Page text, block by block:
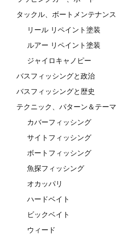
タックル、ボートメンテナンス
リール リペイント塗装
ルアー リペイント塗装
ジャイロキャノピー
バスフィッシングと政治
バスフィッシングと歴史
テクニック、パターン＆テーマ
カバーフィッシング
サイトフィッシング
ボートフィッシング
魚探フィッシング
オカッパリ
ハードベイト
ビックベイト
ウィード